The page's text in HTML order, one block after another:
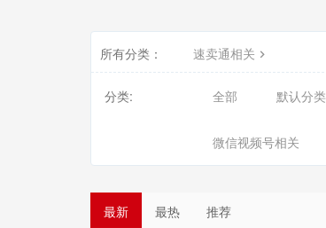
所有分类： 速卖通相关
分类: 全部 默认分类
微信视频号相关
最新 最热 推荐